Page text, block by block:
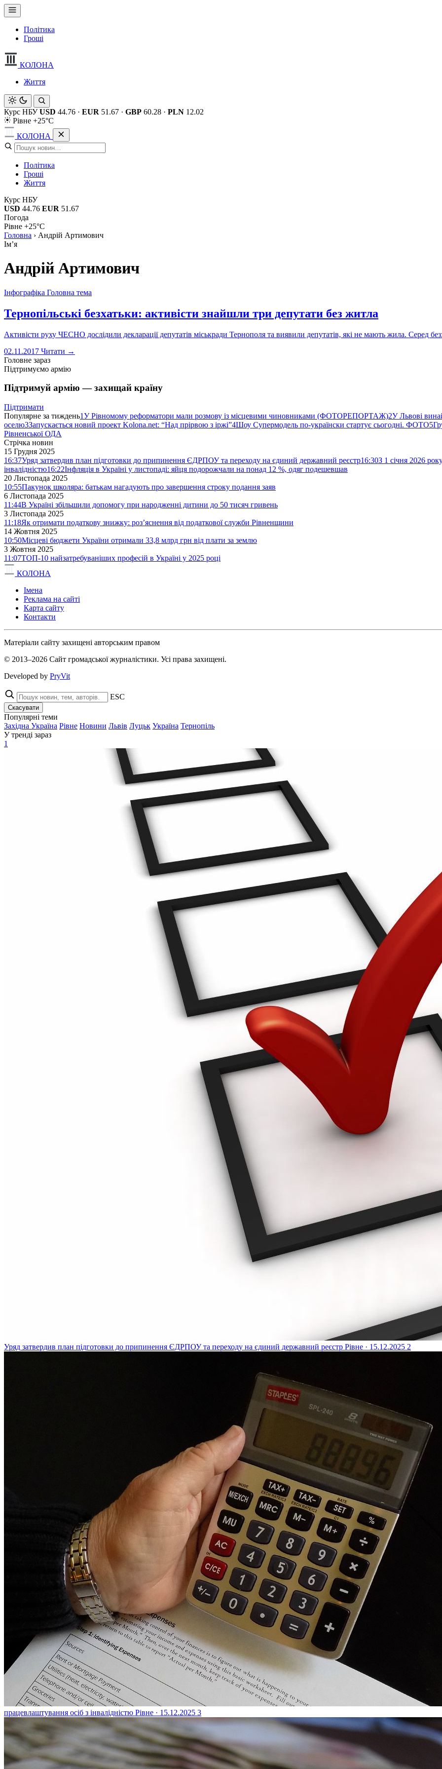
Політика
Гроші
КОЛОНА
Життя
Курс НБУ USD 44.76 · EUR 51.67 · GBP 60.28 · PLN 12.02
Рівне +25°C
КОЛОНА
Політика
Гроші
Життя
Курс НБУ
USD 44.76 EUR 51.67
Погода
Рівне +25°C
Головна › Андрій Артимович
Імʼя
Андрій Артимович
Інфографіка Головна тема
Тернопільські безхатьки: активісти знайшли три депутати без житла
Активісти руху ЧЕСНО дослідили декларації депутатів міськради Тернополя та виявили депутатів, які не мають жила. Серед
02.11.2017 Читати →
Головне зараз
Підтримуємо армію
Підтримуй армію — захищай країну
Підтримати
Популярне за тиждень1У Рівномому реформатори мали розмову із місцевими чиновниками (ФОТОРЕПОРТАЖ)2У Львові
оселю3Запускається новий проект Kolona.net: “Над прірвою з іржі”4Шоу Супермодель по-українски стартує сьогодні. ФОТО5
Рівненської ОДА
Стрічка новин
15 Грудня 2025
16:37Уряд затвердив план підготовки до припинення ЄДРПОУ та переходу на єдиний державний реєстр16:30З 1 січня 2026
інвалідністю16:22Інфляція в Україні у листопаді: яйця подорожчали на понад 12 %, одяг подешевшав
20 Листопада 2025
10:55Пакунок школяра: батькам нагадують про завершення строку подання заяв
6 Листопада 2025
11:44В Україні збільшили допомогу при народженні дитини до 50 тисяч гривень
3 Листопада 2025
11:18Як отримати податкову знижку: роз’яснення від податкової служби Рівненщини
14 Жовтня 2025
10:50Місцеві бюджети України отримали 33,8 млрд грн від плати за землю
3 Жовтня 2025
11:07ТОП-10 найзатребуваніших професій в Україні у 2025 році
КОЛОНА
Імена
Реклама на сайті
Карта сайту
Контакти
Матеріали сайту захищені авторським правом
© 2013–2026 Сайт громадської журналістики. Усі права захищені.
Developed by PryVit
ESC
Скасувати
Популярні теми
Західна Україна Рівне Новини Львів Луцьк Україна Тернопіль
У тренді зараз
1
Уряд затвердив план підготовки до припинення ЄДРПОУ та переходу на єдиний державний реєстр Рівне · 15.12.2025 2
працевлаштування осіб з інвалідністю Рівне · 15.12.2025 3